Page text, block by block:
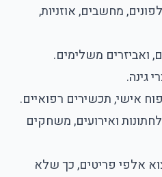
מחשבים, אוזניות,
ואביזרים משלימים.
גינה.
אישי, תכשירים רפואיים.
ואירועים, משחקים
אלפי פריטים, כך שלא